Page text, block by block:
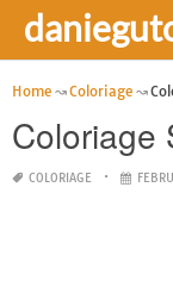
Home Coloriage
Coloriage
COLORIAGE